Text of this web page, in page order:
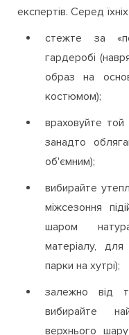
експертів. Серед
стежте за
гардеробі
образ на
костюмом);
враховуйте
занадто
об'ємним);
вибирайте
міжсезоння
шаром
матеріалу,
парки на хутрі);
залежно від
вибирайте
верхнього